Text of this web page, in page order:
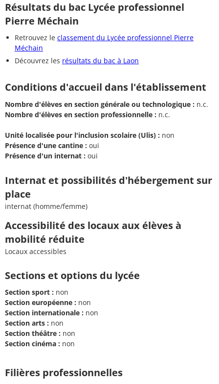
Résultats du bac Lycée professionnel
Pierre Méchain
Retrouvez le classement du Lycée professionnel Pierre
Méchain
Découvrez les résultats du bac à Laon
Conditions d'accueil dans l'établissement
Nombre d'élèves en section générale ou technologique : n.c.
Nombre d'élèves en section professionnelle : n.c.
Unité localisée pour l'inclusion scolaire (Ulis) : non
Présence d'une cantine : oui
Présence d'un internat : oui
Internat et possibilités d'hébergement sur
place
internat (homme/femme)
Accessibilité des locaux aux élèves à
mobilité réduite
Locaux accessibles
Sections et options du lycée
Section sport : non
Section européenne : non
Section internationale : non
Section arts : non
Section théâtre : non
Section cinéma : non
Filières professionnelles